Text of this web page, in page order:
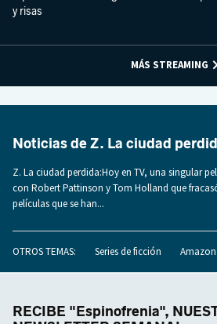
y risas
MÁS STREAMING
Noticias de Z. La ciudad
Z. La ciudad perdida:Hoy en TV, una singular
con Robert Pattinson y Tom Holland que
películas que se han...
OTROS TEMAS: Series de ficción
RECIBE "Espinofrenia",